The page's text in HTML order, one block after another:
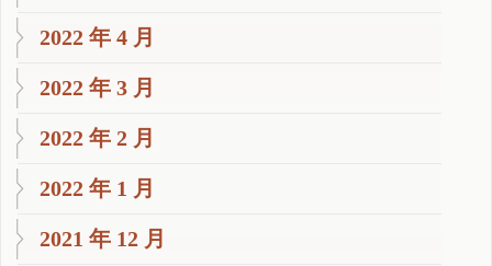
2022 年 4 月
2022 年 3 月
2022 年 2 月
2022 年 1 月
2021 年 12 月